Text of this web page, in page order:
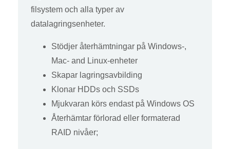
filsystem och alla typer av
datalagringsenheter.
Stödjer återhämtningar på Windows-,
Mac- and Linux-enheter
Skapar lagringsavbilding
Klonar HDDs och SSDs
Mjukvaran körs endast på Windows OS
Återhämtar förlorad eller formaterad
RAID nivåer;